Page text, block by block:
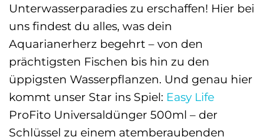
Unterwasserparadies zu erschaffen! Hier bei
uns findest du alles, was dein
Aquarianerherz begehrt – von den
prächtigsten Fischen bis hin zu den
üppigsten Wasserpflanzen. Und genau hier
kommt unser Star ins Spiel: Easy Life
ProFito Universaldünger 500ml – der
Schlüssel zu einem atemberaubenden